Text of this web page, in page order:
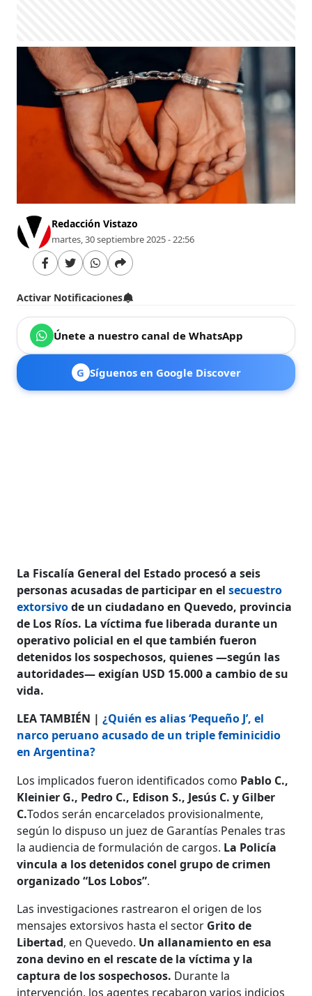
Redacción Vistazo
martes, 30 septiembre 2025 - 22:56
Activar Notificaciones
Únete a nuestro canal de WhatsApp
G Síguenos en Google Discover
La Fiscalía General del Estado procesó a seis
personas acusadas de participar en elsecuestro
extorsivode un ciudadano en Quevedo, provincia
de Los Ríos. La víctima fue liberada durante un
operativo policial en el que también fueron
detenidos los sospechosos, quienes —según las
autoridades— exigían USD 15.000 a cambio de su
vida.
LEA TAMBIÉN |¿Quién es alias ‘Pequeño J’, el
narco peruano acusado de un triple feminicidio
en Argentina?
Los implicados fueron identificados como Pablo C.,
Kleinier G., Pedro C., Edison S., Jesús C. y Gilber
C.Todos serán encarcelados provisionalmente,
según lo dispuso un juez de Garantías Penales tras
la audiencia de formulación de cargos. La Policía
vincula a los detenidos conel grupo de crimen
organizado “Los Lobos”.
Las investigaciones rastrearon el origen de los
mensajes extorsivos hasta el sector Grito de
Libertad, en Quevedo. Un allanamiento en esa
zona devino en el rescate de la víctima y la
captura de los sospechosos. Durante la
intervención, los agentes recabaron varios indicios